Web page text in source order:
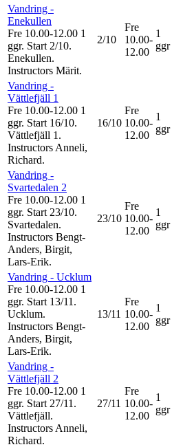
Vandring -
Enekullen
Fre 10.00-12.00 1
ggr. Start 2/10.
Enekullen.
Instructors Märit.
2/10
Fre
10.00-
12.00
1
ggr
Vandring -
Vättlefjäll 1
Fre 10.00-12.00 1
ggr. Start 16/10.
Vättlefjäll 1.
Instructors Anneli,
Richard.
16/10
Fre
10.00-
12.00
1
ggr
Vandring -
Svartedalen 2
Fre 10.00-12.00 1
ggr. Start 23/10.
Svartedalen.
Instructors Bengt-
Anders, Birgit,
Lars-Erik.
23/10
Fre
10.00-
12.00
1
ggr
Vandring - Ucklum
Fre 10.00-12.00 1
ggr. Start 13/11 .
Ucklum.
Instructors Bengt-
Anders, Birgit,
Lars-Erik.
13/11
Fre
10.00-
12.00
1
ggr
Vandring -
Vättlefjäll 2
Fre 10.00-12.00 1
ggr. Start 27/11 .
Vättlefjäll.
Instructors Anneli,
Richard.
27/11
Fre
10.00-
12.00
1
ggr